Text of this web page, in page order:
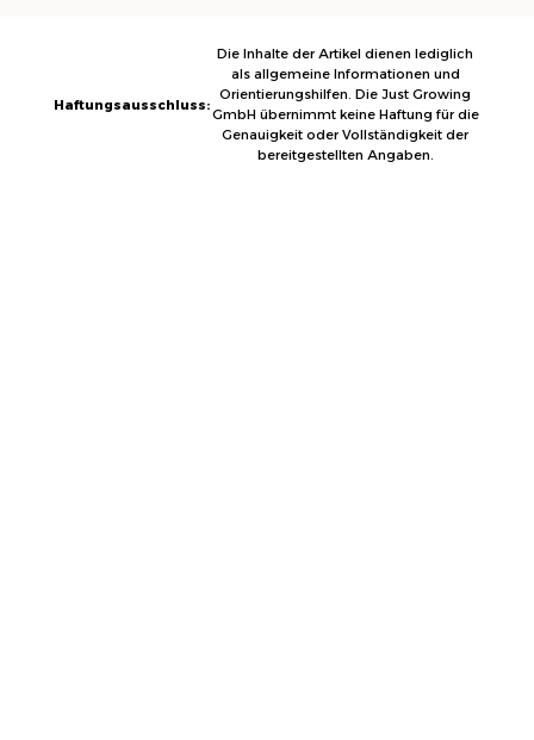
Haftungsausschluss:
Die Inhalte der Artikel dienen lediglich
als allgemeine Informationen und
Orientierungshilfen. Die Just Growing
GmbH übernimmt keine Haftung für die
Genauigkeit oder Vollständigkeit der
bereitgestellten Angaben.